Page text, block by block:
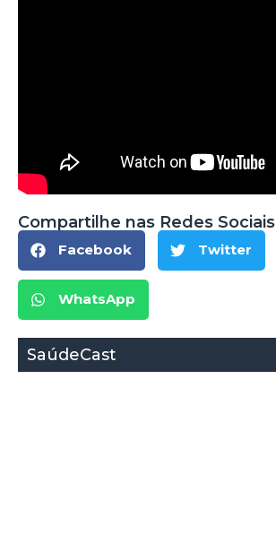
Compartilhe nas Redes Sociais
Facebook Twitter
WhatsApp
SaúdeCast